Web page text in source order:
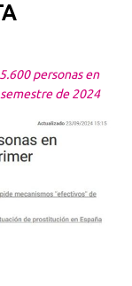
personas en
de 2024